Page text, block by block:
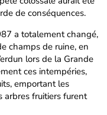
de conséquences.
a totalement changé,
champs de ruine, en
lors de la Grande
ces intempéries,
emportant les
arbres fruitiers furent